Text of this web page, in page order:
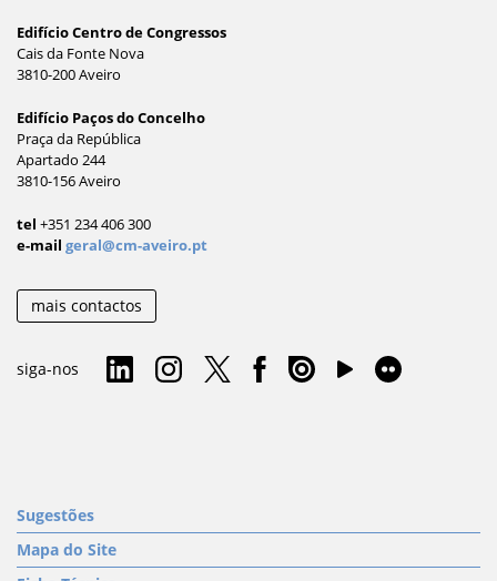
Edifício Centro de Congressos
Cais da Fonte Nova
3810-200 Aveiro
Edifício Paços do Concelho
Praça da República
Apartado 244
3810-156 Aveiro
tel +351 234 406 300
e-mail geral@cm-aveiro.pt
mais contactos
siga-nos
Sugestões
Mapa do Site